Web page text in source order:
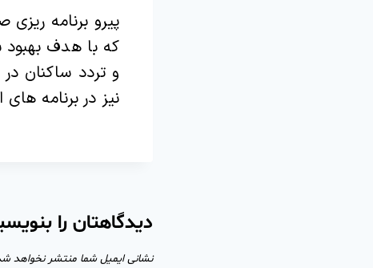
پیرو برنامه
که با هدف
و تردد ساکنان
نیز در برنامه
دیدگاهتان را
نشانی ایمیل شما منتشر نخواهد